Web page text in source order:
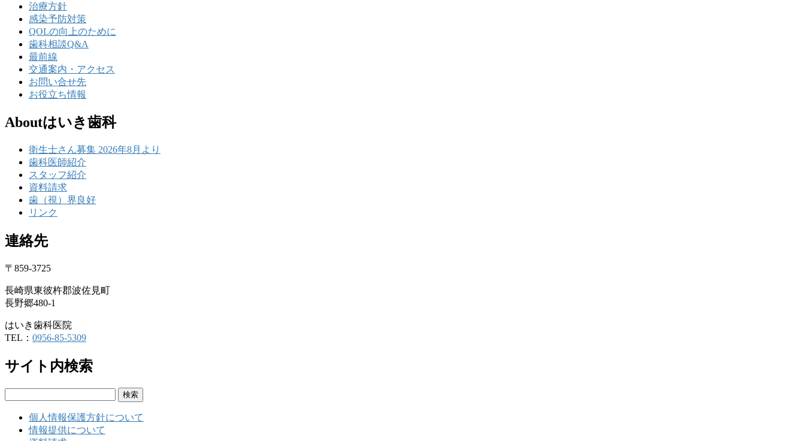
治療方針
感染予防対策
QOLの向上のために
歯科相談Q&A
最前線
交通案内・アクセス
お問い合せ先
お役立ち情報
Aboutはいき歯科
衛生士さん募集 2026年8月より
歯科医師紹介
スタッフ紹介
資料請求
歯（視）界良好
リンク
連絡先
〒859-3725
長崎県東彼杵郡波佐見町
長野郷480-1
はいき歯科医院
TEL： 0956-85-5309
サイト内検索
個人情報保護方針について
情報提供について